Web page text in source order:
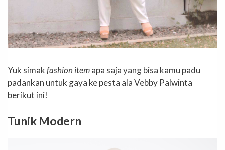
Yuk simakfashion itemapa saja yang bisa kamu padu
padankan untuk gaya ke pesta ala Vebby Palwinta
berikut ini!
Tunik Modern